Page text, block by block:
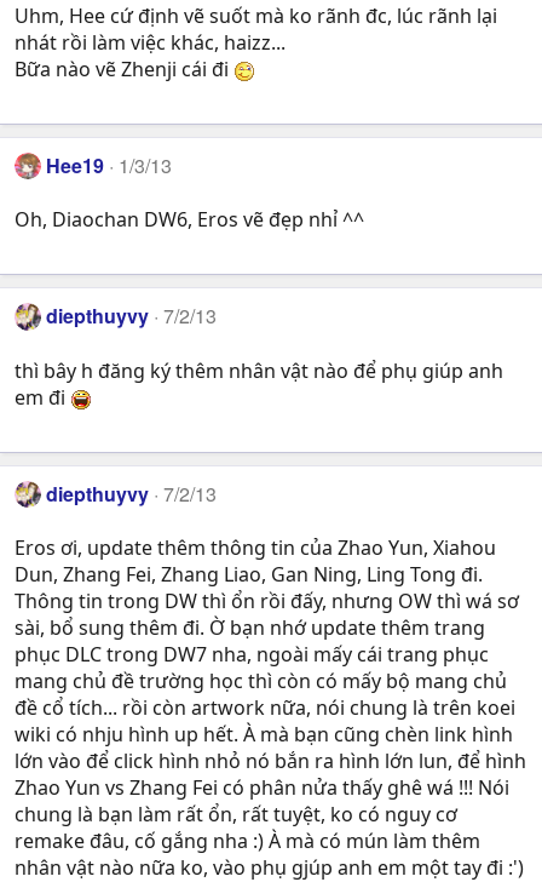
Uhm, Hee cứ định vẽ suốt mà ko rãnh đc, lúc rãnh lại
nhát rồi làm việc khác, haizz...
Bữa nào vẽ Zhenji cái đi
Hee19 1/3/13
Oh, Diaochan DW6, Eros vẽ đẹp nhỉ ^^
diepthuyvy 7/2/13
thì bây h đăng ký thêm nhân vật nào để phụ giúp anh
em đi
diepthuyvy 7/2/13
Eros ơi, update thêm thông tin của Zhao Yun, Xiahou
Dun, Zhang Fei, Zhang Liao, Gan Ning, Ling Tong đi.
Thông tin trong DW thì ổn rồi đấy, nhưng OW thì wá sơ
sài, bổ sung thêm đi. Ờ bạn nhớ update thêm trang
phục DLC trong DW7 nha, ngoài mấy cái trang phục
mang chủ đề trường học thì còn có mấy bộ mang chủ
đề cổ tích... rồi còn artwork nữa, nói chung là trên koei
wiki có nhju hình up hết. À mà bạn cũng chèn link hình
lớn vào để click hình nhỏ nó bắn ra hình lớn lun, để hình
Zhao Yun vs Zhang Fei có phân nửa thấy ghê wá !!! Nói
chung là bạn làm rất ổn, rất tuyệt, ko có nguy cơ
remake đâu, cố gắng nha :) À mà có mún làm thêm
nhân vật nào nữa ko, vào phụ gjúp anh em một tay đi :')